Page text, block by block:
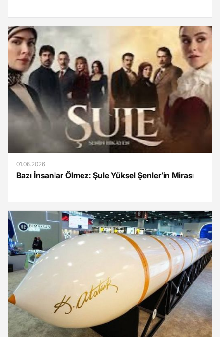
01.06.2026
Bazı İnsanlar Ölmez: Şule Yüksel Şenler’in Mirası